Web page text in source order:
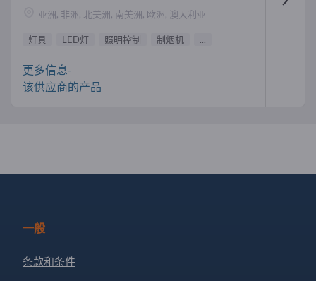
亚洲, 非洲, 北美洲, 南美洲, 欧洲, 澳大利亚
灯具 LED灯 照明控制 制烟机 ...
更多信息-
该供应商的产品
一般
条款和条件